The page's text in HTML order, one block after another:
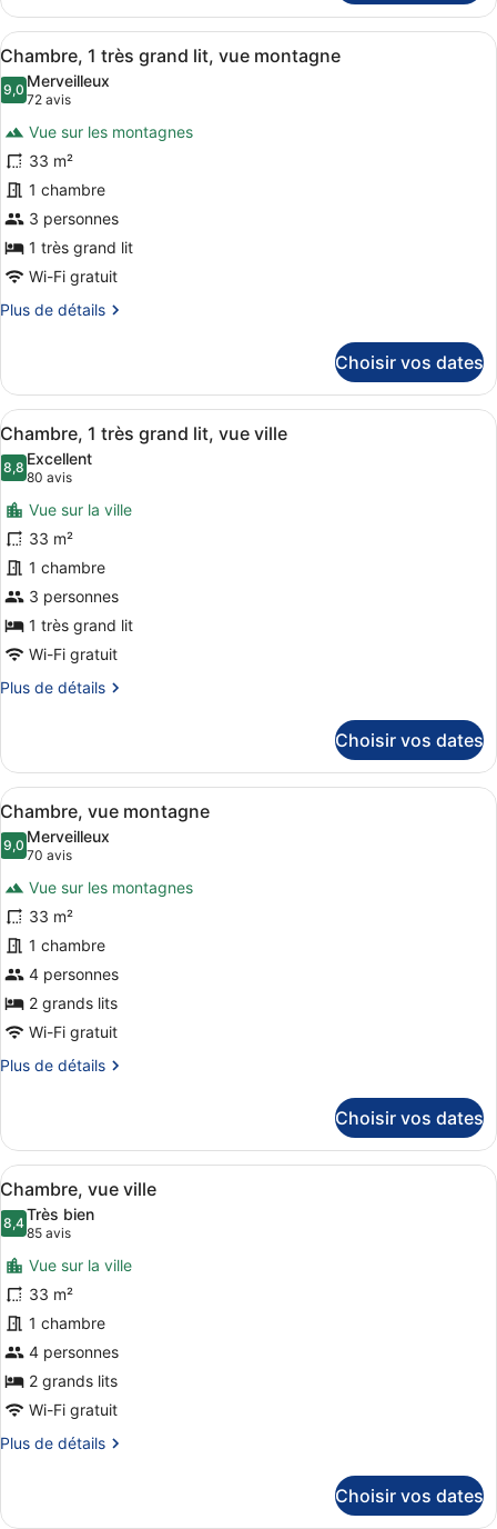
le
type
de
chambre
Chambre
Afficher
toutes
les
photos
pour
ce
type
de
chambre :
Chambre,
1
très
lit,
vue
montagne
Une chambre d’hôtel moderne
7
Chambre, 1 très grand lit, vue montagne
9,09,0 sur 10
Merveilleux
72 avis
(72 avis)
Vue sur les montagnes
33 m²
1 chambre
3 personnes
1 très grand lit
Wi-Fi gratuit
Plus de détails
Plus
le
type
de
chambre
Chambre,
très
grand
lit,
vue
montagne
Choisir vos dates
Afficher
toutes
les
photos
pour
ce
type
de
chambre :
Chambre,
1
très
lit,
vue
ville
Une vue nocturne d’une ville,
6
Chambre, 1 très grand lit, vue ville
8,88,8 sur 10
Excellent
80 avis
(80 avis)
Vue sur la ville
33 m²
1 chambre
3 personnes
1 très grand lit
Wi-Fi gratuit
Plus de détails
Plus
le
type
de
chambre
Chambre,
très
grand
lit,
vue
ville
Choisir vos dates
Afficher
toutes
les
photos
pour
ce
type
de
chambre :
Chambre,
vue
montagne
Une chambre d’hôtel avec deux
6
Chambre, vue montagne
9,09,0 sur 10
Merveilleux
70 avis
(70 avis)
Vue sur les montagnes
33 m²
1 chambre
4 personnes
2 grands lits
Wi-Fi gratuit
Plus de détails
Plus
le
type
de
chambre
Chambre,
montagne
Choisir vos dates
Afficher
toutes
les
photos
pour
ce
type
de
chambre :
Chambre,
vue
ville
Une vue nocturne d’une ville,
5
Chambre, vue ville
8,48,4 sur 10
Très bien
85 avis
(85 avis)
Vue sur la ville
33 m²
1 chambre
4 personnes
2 grands lits
Wi-Fi gratuit
Plus de détails
Plus
le
Choisir vos dates